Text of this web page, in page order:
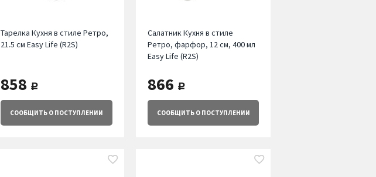
Тарелка Кухня в стиле Ретро,
21.5 см Easy Life (R2S)
858 руб.
СООБЩИТЬО ПОСТУПЛЕНИИ
Салатник Кухня в стиле
Ретро, фарфор, 12 см, 400 мл
Easy Life (R2S)
866 руб.
СООБЩИТЬО ПОСТУПЛЕНИИ